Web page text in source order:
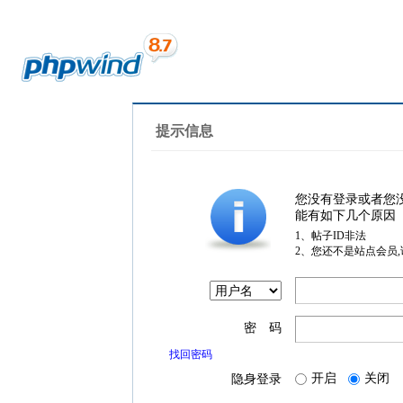
提示信息
您没有登录或者您
能有如下几个原因
1、帖子ID非法
2、您还不是站点会员
密 码
找回密码
隐身登录 开启 关闭